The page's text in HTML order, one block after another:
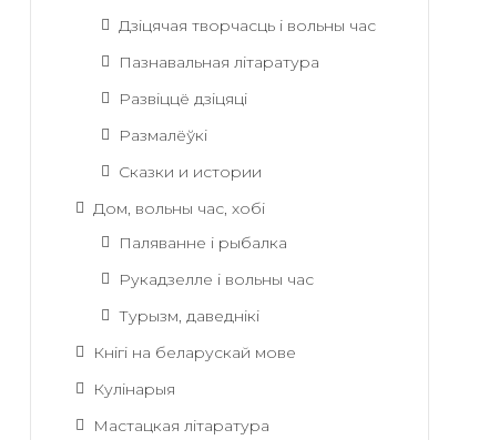
Дзіцячая творчасць і вольны час
Пазнавальная літаратура
Развіццё дзіцяці
Размалёўкі
Сказки и истории
Дом, вольны час, хобі
Паляванне і рыбалка
Рукадзелле і вольны час
Турызм, даведнікі
Кнігі на беларускай мове
Кулінарыя
Мастацкая літаратура